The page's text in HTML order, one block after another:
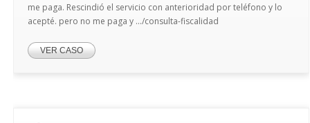
me paga. Rescindió el servicio con anterioridad por teléfono y lo
acepté. pero no me paga y .../consulta-fiscalidad
VER CASO